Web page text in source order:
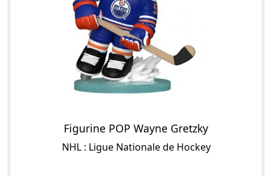
Figurine POP Wayne Gretzky
NHL : Ligue Nationale de Hockey